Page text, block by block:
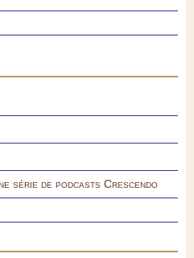
série de podcasts Crescendo